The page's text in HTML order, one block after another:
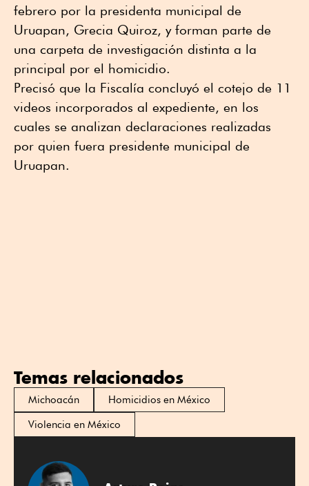
febrero por la presidenta municipal de
Uruapan, Grecia Quiroz, y forman parte de
una carpeta de investigación distinta a la
principal por el homicidio.
Precisó que la Fiscalía concluyó el cotejo de 11
videos incorporados al expediente, en los
cuales se analizan declaraciones realizadas
por quien fuera presidente municipal de
Uruapan.
Temas relacionados
Michoacán
Homicidios en México
Violencia en México